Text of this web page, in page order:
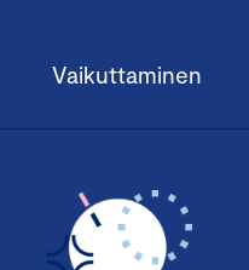
Vaikuttaminen